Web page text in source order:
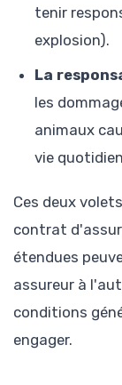
tenir
explosion).
La
les
animaux
vie
Ces deux
contrat
étendues
assureur à
conditions
engager.